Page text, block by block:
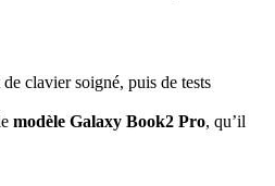
clavier soigné, puis de tests
modèle Galaxy Book2 Pro, qu’il